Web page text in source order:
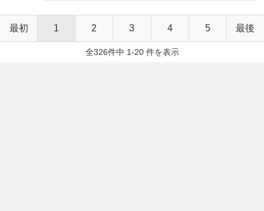
最初 1 2 3 4 5 最後
全326件中 1-20 件を表示